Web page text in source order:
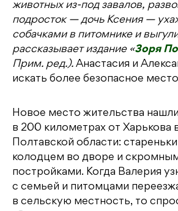
животных из-под завалов,
подросток — дочь Ксения —
собачками в питомнике и
рассказывает издание «Зоря
Прим. ред.). Анастасия и
искать более безопасное
Новое место жительства
в 200 километрах от Харькова
Полтавской области:
колодцем во дворе и
постройками. Когда Валерия
с семьей и питомцами
в сельскую местность, то